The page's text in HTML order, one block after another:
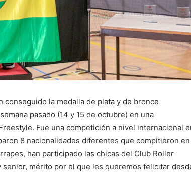
conseguido la medalla de plata y de bronce
pasado (14 y 15 de octubre) en una
Fue una competición a nivel internacional
8 nacionalidades diferentes que compitieron en
han participado las chicas del Club Roller
mérito por el que les queremos felicitar